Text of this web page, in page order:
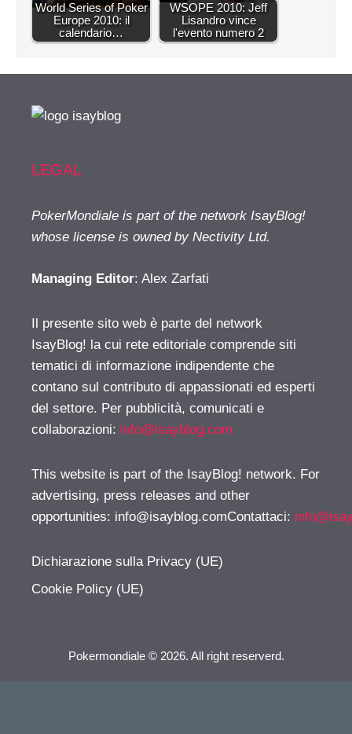
World Series of Poker
Europe 2010: il
calendario…
WSOPE 2010: Jeff
Lisandro vince
l'evento numero 2
LEGAL
PokerMondiale is part of the network IsayBlog!
whose license is owned by Nectivity Ltd.
Managing Editor: Alex Zarfati
Il presente sito web è parte del network
IsayBlog! la cui rete editoriale comprende siti
tematici di informazione indipendente che
contano sul contributo di appassionati ed esperti
del settore. Per pubblicità, comunicati e
collaborazioni: info@isayblog.com
This website is part of the IsayBlog! network. For
advertising, press releases and other
opportunities: info@isayblog.comContattaci:
Dichiarazione sulla Privacy (UE)
Cookie Policy (UE)
Pokermondiale © 2026. All right reserverd.